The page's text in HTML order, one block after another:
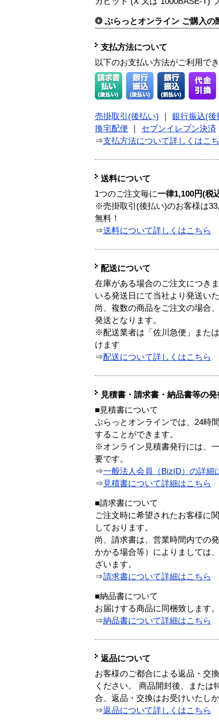
ぷらっとオンライン ご購入の
支払方法について
以下のお支払い方法がご利用で
売掛取引(後払い)
銀行振込(後
換宅配便
セブンイレブン決済
⇒支払方法について詳しくはこ
送料について
1つのご注文毎に一律1,100円(税
※売掛取引(後払い)のお客様は
無料！
⇒送料について詳しくはこちら
配送について
在庫がある場合のご注文につき
いる発送日にて当社より発送い
尚、複数の商品をご注文の場合
発送となります。
※配送業者は「佐川急便」また
けます
⇒配送について詳しくはこちら
見積書・請求書・納品書等の
■見積書について
ぷらっとオンラインでは、24時
することができます。
※オンライン見積書発行には、
要です。
⇒一般法人会員（BizID）の詳細
⇒ 見積書について詳細はこちら
■請求書について
ご注文時に希望されたお客様に
しております。
尚、請求書は、営業時間内での
かかる場合等）によりましては
ざいます。
⇒請求書について詳細はこちら
■納品書について
お届けする商品に同梱致します。
⇒納品書について詳細はこちら
返品について
お客様のご都合による返品・交
ください。 商品開封後、または
合、返品・交換はお受けいたし
⇒返品について詳しくはこちら